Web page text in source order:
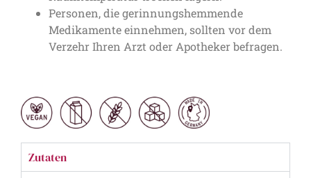
Personen, die gerinnungshemmende
Medikamente einnehmen, sollten vor dem
Verzehr Ihren Arzt oder Apotheker befragen.
Zutaten